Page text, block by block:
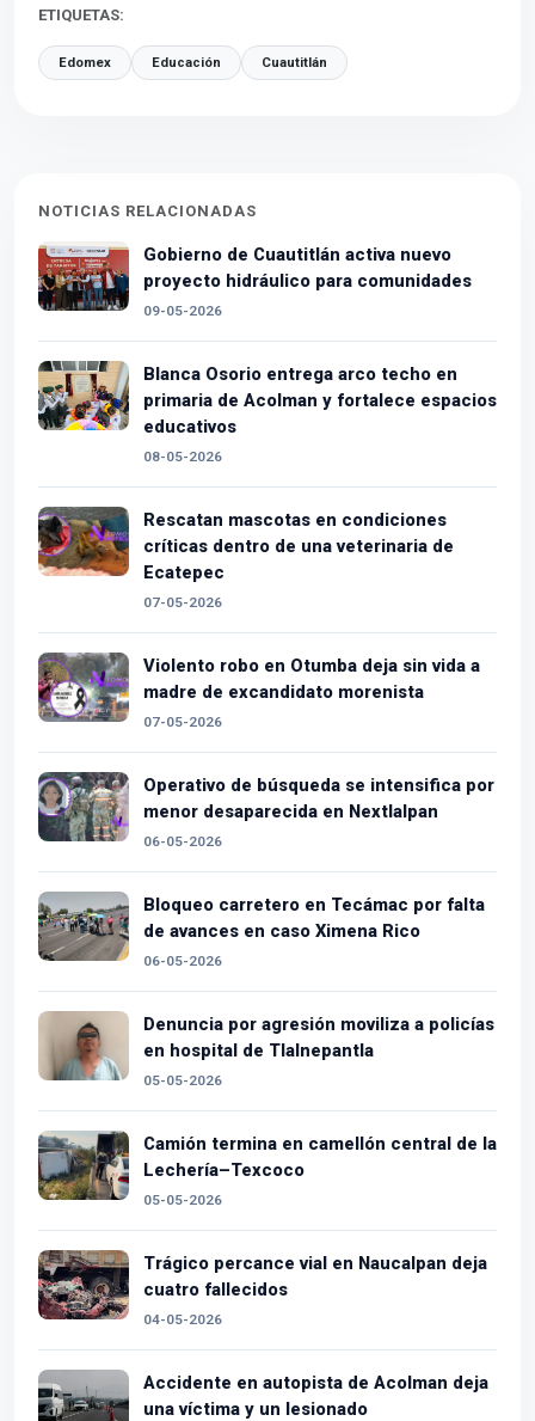
ETIQUETAS:
Edomex Educación Cuautitlán
NOTICIAS RELACIONADAS
Gobierno de Cuautitlán activa nuevo
proyecto hidráulico para comunidades
09-05-2026
Blanca Osorio entrega arco techo en
primaria de Acolman y fortalece espacios
educativos
08-05-2026
Rescatan mascotas en condiciones
críticas dentro de una veterinaria de
Ecatepec
07-05-2026
Violento robo en Otumba deja sin vida a
madre de excandidato morenista
07-05-2026
Operativo de búsqueda se intensifica por
menor desaparecida en Nextlalpan
06-05-2026
Bloqueo carretero en Tecámac por falta
de avances en caso Ximena Rico
06-05-2026
Denuncia por agresión moviliza a policías
en hospital de Tlalnepantla
05-05-2026
Camión termina en camellón central de la
Lechería–Texcoco
05-05-2026
Trágico percance vial en Naucalpan deja
cuatro fallecidos
04-05-2026
Accidente en autopista de Acolman deja
una víctima y un lesionado